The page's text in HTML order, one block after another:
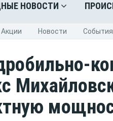
НОВОСТИ
Акции Новости События